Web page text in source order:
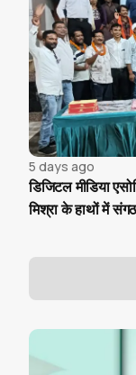
5 days ago
डिजिटल मीडिया
मिश्रा के हाथों में